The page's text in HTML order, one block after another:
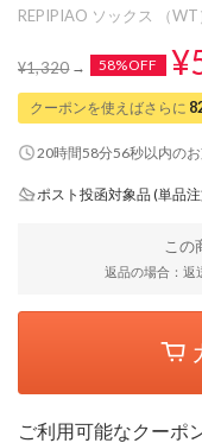
REPIPIAO ソックス （WT
¥1,320 58%OFF
クーポンを使えばさらに
20時間58分56秒以内の
ポスト投函対象品 (単品
この
返品の場合：返
ご利用可能なクーポ